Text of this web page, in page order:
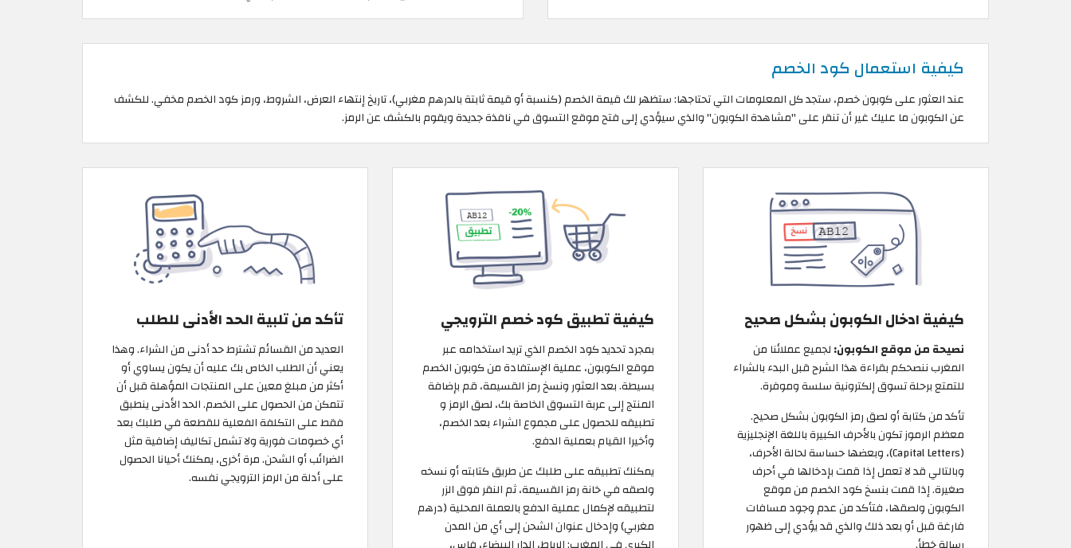
كيفية استعمال كود الخصم
عند العثور على كوبون خصم، ستجد كل المعلومات التي تحتاجها: ستظهر لك قيمة الخصم (كنسبة أو قيمة ثابتة بالدرهم مغربي)، تاريخ إنتهاء العرض، الشروط، ورمز كود الخصم مخفي. للكشف
عن الكوبون ما عليك غير أن تنقر على "مشاهدة الكوبون" والذي سيؤدي إلى فتح موقع التسوق في نافذة جديدة ويقوم بالكشف عن الرمز.
كيفية ادخال الكوبون بشكل صحيح
نصيحة من موقع الكوبون: لجميع عملائنا من
المغرب ننصحكم بقراءة هذا الشرح قبل البدء بالشراء
للتمتع برحلة تسوق إلكترونية سلسة وموفرة.
تأكد من كتابة أو لصق رمز الكوبون بشكل صحيح.
معظم الرموز تكون بالأحرف الكبيرة باللغة الإنجليزية
(Capital Letters)، وبعضها حساسة لحالة الأحرف،
وبالتالي قد لا تعمل إذا قمت بإدخالها في أحرف
صغيرة. إذا قمت بنسخ كود الخصم من موقع
الكوبون ولصقها، فتأكد من عدم وجود مسافات
فارغة قبل أو بعد ذلك والذي قد يؤدي إلى ظهور
كيفية تطبيق كود خصم الترويجي
بمجرد تحديد كود الخصم الذي تريد استخدامه عبر
موقع الكوبون، عملية الإستفادة من كوبون الخصم
بسيطة. بعد العثور ونسخ رمز القسيمة، قم بإضافة
المنتج إلى عربة التسوق الخاصة بك، لصق الرمز و
تطبيقه للحصول على مجموع الشراء بعد الخصم،
وأخيرا القيام بعملية الدفع.
يمكنك تطبيقه على طلبك عن طريق كتابته أو نسخه
ولصقه في خانة رمز القسيمة، ثم النقر فوق الزر
لتطبيقه لإكمال عملية الدفع بالعملة المحلية (درهم
مغربي) وإدخال عنوان الشحن إلى أي من المدن
تأكد من تلبية الحد الأدنى للطلب
العديد من القسائم تشترط حد أدنى من الشراء. وهذا
يعني أن الطلب الخاص بك عليه أن يكون يساوي أو
أكثر من مبلغ معين على المنتجات المؤهلة قبل أن
تتمكن من الحصول على الخصم. الحد الأدنى ينطبق
فقط على التكلفة الفعلية للقطعة في طلبك بعد
أي خصومات فورية ولا تشمل تكاليف إضافية مثل
الضرائب أو الشحن. مرة أخرى، يمكنك أحيانا الحصول
على أدلة من الرمز الترويجي نفسه.